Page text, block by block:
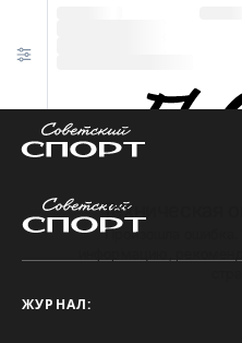
Техническая
Произошла
ЖУРНАЛ: